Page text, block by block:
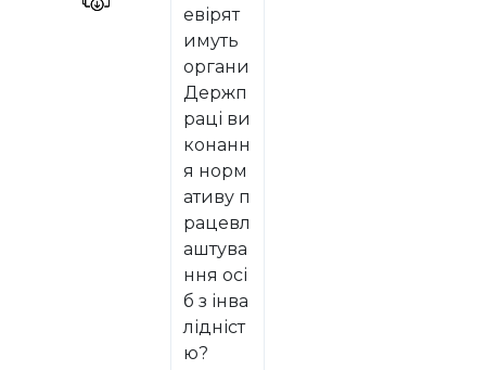
евірят
имуть
органи
Держп
раці ви
конанн
я норм
ативу п
рацевл
аштува
ння осі
б з інва
лідніст
ю?